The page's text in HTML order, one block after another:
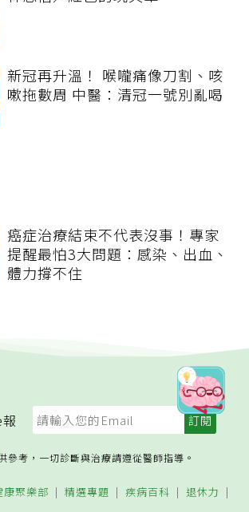
新冠再升溫！ 喉嚨痛像刀割、咳
嗽拖數周 中醫：清冠一號別亂喝
癌症治療結束不代表沒事！專家
提醒最怕3大問題：感染、出血、
體力撐不住
參考，一切診斷與治療請遵從醫師指導。
康聚樂部 精選專題 疾病百科
退休力